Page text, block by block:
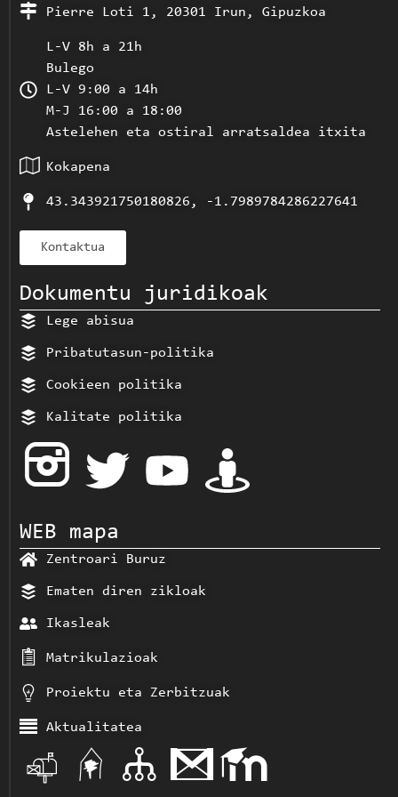
Pierre Loti 1, 20301 Irun, Gipuzkoa
L-V 8h a 21h
Bulego
L-V 9:00 a 14h
M-J 16:00 a 18:00
Astelehen eta ostiral arratsaldea itxita
Kokapena
43.343921750180826, -1.7989784286227641
Kontaktua
Dokumentu juridikoak
Lege abisua
Pribatutasun-politika
Cookieen politika
Kalitate politika
WEB mapa
Zentroari Buruz
Ematen diren zikloak
Ikasleak
Matrikulazioak
Proiektu eta Zerbitzuak
Aktualitatea